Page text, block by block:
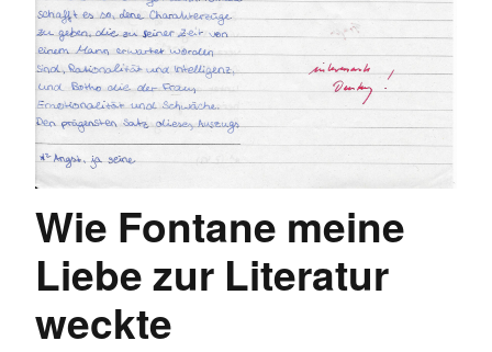
Wie Fontane meine
Liebe zur Literatur
weckte